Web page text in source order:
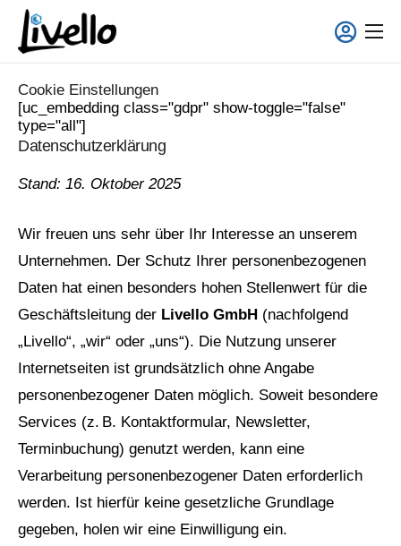
content
Voll-Service Lösungen
Einsatzgebiete
Cookie Einstellungen
[uc_embedding class="gdpr" show-toggle="false"
type="all"]
Datenschutzerklärung
Stand: 16. Oktober 2025
Wir freuen uns sehr über Ihr Interesse an unserem
Unternehmen. Der Schutz Ihrer personenbezogenen
Daten hat einen besonders hohen Stellenwert für die
Geschäftsleitung der Livello GmbH (nachfolgend
„Livello“, „wir“ oder „uns“). Die Nutzung unserer
Internetseiten ist grundsätzlich ohne Angabe
personenbezogener Daten möglich. Soweit besondere
Services (z. B. Kontaktformular, Newsletter,
Terminbuchung) genutzt werden, kann eine
Verarbeitung personenbezogener Daten erforderlich
werden. Ist hierfür keine gesetzliche Grundlage
gegeben, holen wir eine Einwilligung ein.